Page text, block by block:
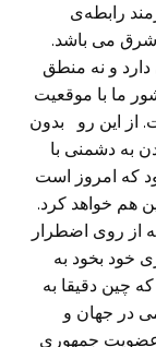
رابطه‌ی
شرق می باشد.
و نه منطق
ما با موقعیت
از این رو بدون
به دشمنی با
که امروز است
هم خواهد کرد.
از روی اضطرار
خود بخود به
چین دقیقا به
در جهان و
جمهوری